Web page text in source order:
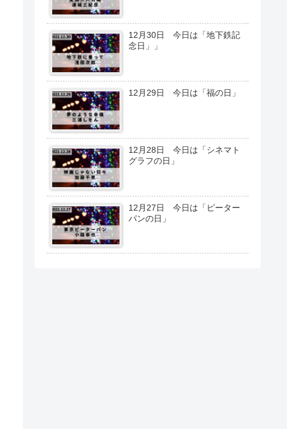
12月30日 今日は「地下鉄記
念日」」
12月29日 今日は「福の日」
12月28日 今日は「シネマト
グラフの日」
12月27日 今日は「ピーター
パンの日」